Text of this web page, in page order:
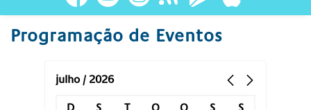
Programação de Eventos
julho / 2026